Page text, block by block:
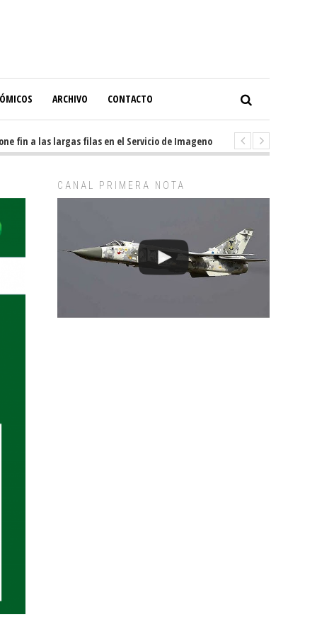
ARCHIVO CONTACTO
a las largas filas en el Servicio de Imagenología 7 hours ago
CANAL PRIMERA NOTA